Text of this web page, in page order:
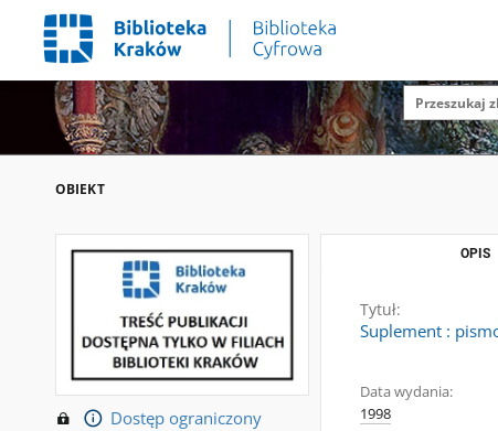
OBIEKT
Dostęp ograniczony
OPIS
Tytuł:
Suplement :
Data wydania:
1998